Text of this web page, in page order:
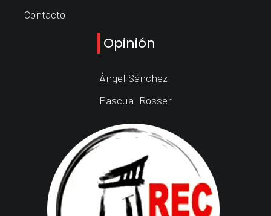
Contacto
Opinión
Ángel Sánchez
Pascual Rosser